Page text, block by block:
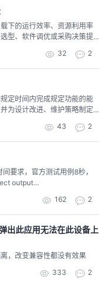
现）。计算器处理运算顺
构，通过指针连接节点，无
查找为 O(n)。适用场景：动
。频繁插入/删除：如音乐播
：栈、队列、哈希表的冲突
持入队（尾部）和出队（头
务调度：如打印机任务队
BFS）：图的遍历。缓冲处
商订单处理系统（按时间顺
括号匹配、DFS链表插入/删
构队列入队/出队O(1)任务调
表。需要动态修改且频繁插
间复杂度、内存开销、功能
表+链表实现LRU缓存）。
第一个孩子和右兄弟，将树
现树的遍历和操作。示例：
遍历：按层级从上到下、从
点（如查找父节点、子节
，需维护节点间关系。求树
判断空树：检查根节点是否
线性数据结构，由 顶点集合
维数组 matrix[n][n] 表示顶点
速检查任意两个顶点是否相
图中浪费空间。示例：
邻顶点及边权值。优点：节
优化）结构：结合邻接表和
表（无向图优化）结构：每
3. 基本运算访问：O(1) 时间
部操作：O(1)（动态数组可
（需移动后续元素）。查
O(1)。二、链表（Linked
连接节点（每个节点包含数
一个节点。双向链表：节点
点。2. 存储方式离散存储：
3. 基本运算访问：O(n)（需
按值遍历）。三、队列
允许在队尾插入，队头删
出（循环队列优化）。链式
组实现：需维护front和rear
）：O(1)（链表尾插或循
链表头删或循环队列头指针
front == rear）。四、栈
仅允许在栈顶插入和删除。应
储方式数组实现：维护top指
判空：O(1)（检查top == -1
队列栈存储方式连续内存离
（遍历）O(1)（队头/队
点额外指针空间数组实现有
下的运行效率、资源利用率
型、软件调优或采购决策提
法、指标、工具及实施步骤
标：如吞吐量、延迟、资源
络等子系统的性能限制。横向
据库版本）或配置的性能差
如QPS、响应时间）。二、
通过标准化测试程序模拟真
盖多场景（如CPU、内存、
/浮点运算性能。
端）。PCMark/3DMark：针
测试：TPC系列（如TPC-C、
（OLAP）性能。
：聚焦单一组件（如内存带
序/随机读写）。Stream：
）定义：模拟真实用户或任
步加压：从低负载开始，逐
运行高负载，检查内存泄漏
支持HTTP、FTP等协
写，支持自定义场景）。
HTTP/WebSocket）。3. 性
行为，定位性能瓶颈。分析
32 2
定时间内完成规定功能的能
为设计改进、维护策略制定
与实施步骤：一、核心目标
或冗余设计措施。可靠性量
间隔时间MTBF等）。风险评
划。成本优化：平衡可靠性
法1. 故障模式与影响分析
识别潜在故障模式（如机械
局部、全局或灾难性）。评
。制定改进措施（如设计冗
阶段、复杂系统（如航空航
过图形化模型（串联、并
例：串联系统：总可靠度 (
R_n )。并联系统：总可靠
）步骤：定义顶事件（如“系
电源中断”）。使用逻辑门
，识别关键路径。适用场
43 2
要求，官方测试用例8秒，
output
time: 8.00 secondsENC
completed:
具体时间要求是多少？id：
162 2
此应用无法在此设备上
，改变兼容性都没有效果
333 2